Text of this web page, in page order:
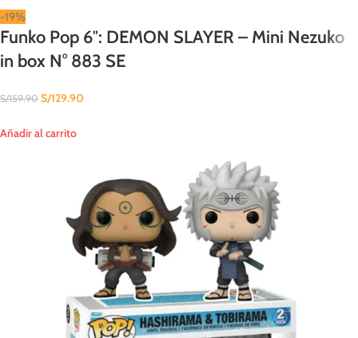
-19%
Funko Pop 6″: DEMON SLAYER – Mini Nezuko
in box N° 883 SE
S/159.90 S/129.90
Añadir al carrito